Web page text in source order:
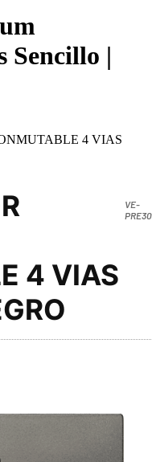
Sencillo |
4 VIAS
4 VIAS
VE-